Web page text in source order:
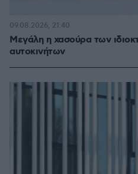
Μεγάλη η χασούρα των
αυτοκινήτων
09.08.2026, 21:40